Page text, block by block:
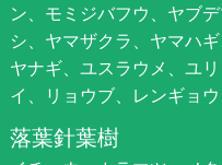
ン、モミジバフウ、ヤブ
シ、ヤマザクラ、ヤマハ
ヤナギ、ユスラウメ、ユ
イ、リョウブ、レンギョ
落葉針葉樹